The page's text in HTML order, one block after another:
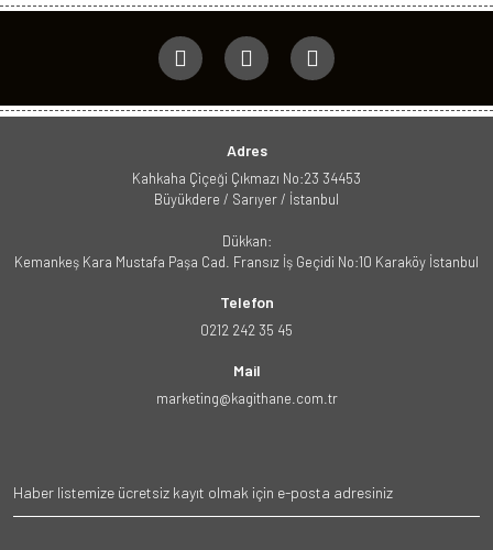
Adres
Kahkaha Çiçeği Çıkmazı No:23 34453
Büyükdere / Sarıyer / İstanbul
Dükkan:
Kemankeş Kara Mustafa Paşa Cad. Fransız İş Geçidi No:10 Karaköy İstanbul
Telefon
0212 242 35 45
Mail
marketing@kagithane.com.tr